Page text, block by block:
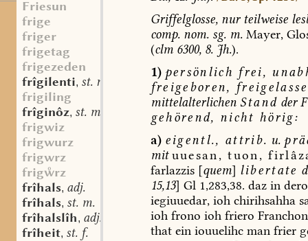
Friesun
frige
friger
frigetag
frigezeden
frîgilenti, st. n.
frigiling
frîginôz, st. m.
frigwiz
frigwurz
frigwrz
frigrz
frîhals, adj.
frîhals, st. m.
frîhalslîh, adj.
frîheit, st. f.
Griffelglosse,nurteilweise
comp.nom. sg.m.Mayer,
(clm6300,8.Jh.).
1) persönlich frei,
freigeboren,
mittelalterlichen Stand der
gehörend, nicht hörig:
a) eigentl., attrib. u.
mit uuesan, tuon,
farlazzis[quem] libertate
15,13] Gl1,283,38. dazindero
iegiuuedar,iohchirihsahha
iohfrono iohfriero
thateiniouuelihc manfrier